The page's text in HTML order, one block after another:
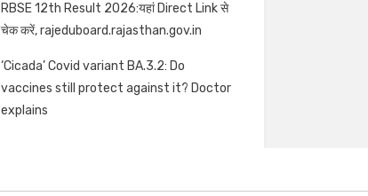
RBSE 12th Result 2026:यहां Direct Link से
चेक करें, rajeduboard.rajasthan.gov.in
‘Cicada’ Covid variant BA.3.2: Do
vaccines still protect against it? Doctor
explains